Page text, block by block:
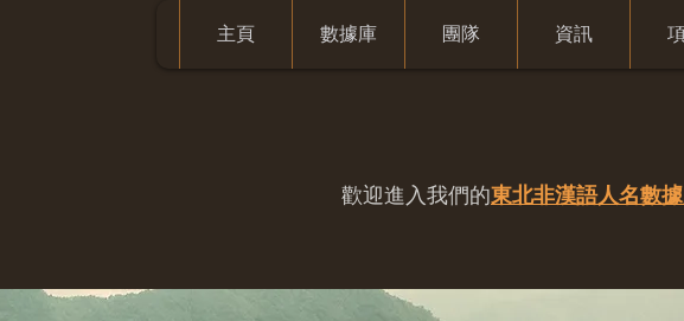
主頁 數據庫 團隊 資訊
歡迎進入我們的東北非漢語人名數